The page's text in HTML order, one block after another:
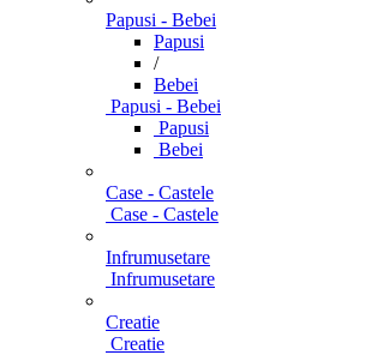
Papusi - Bebei
Papusi
/
Bebei
Papusi - Bebei
Papusi
Bebei
Case - Castele
Case - Castele
Infrumusetare
Infrumusetare
Creatie
Creatie